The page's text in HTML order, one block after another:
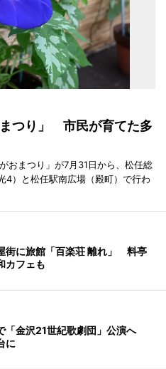
つり」 市民が育てた多
おまつり」が7月31日から、松任総
4）と松任駅南広場（殿町）で行わ
街に旅館「百楽荘 離れ」 料亭
カフェも
「金沢21世紀歌劇団」公演へ
に